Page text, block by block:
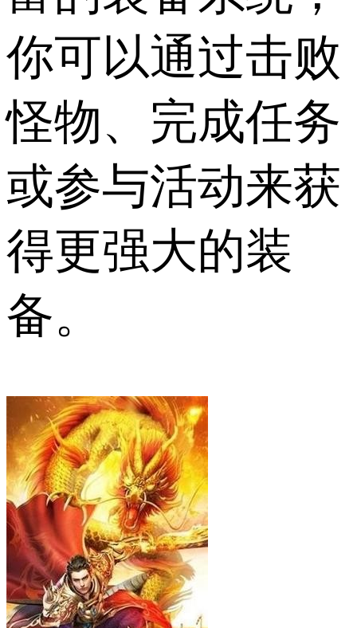
你可以通过击败
怪物、完成任务
或参与活动来获
得更强大的装
备。